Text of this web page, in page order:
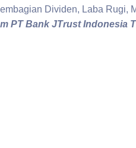
Dividen, Laba Rugi,
PT Bank JTrust Indonesia